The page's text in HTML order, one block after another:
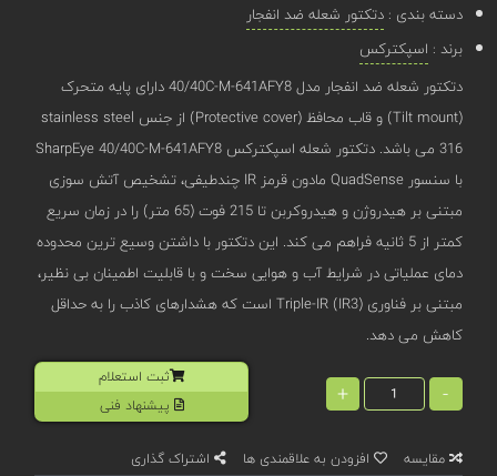
دسته بندی :دتکتور شعله ضد انفجار
برند : اسپکترکس
دتکتور شعله ضد انفجار مدل 40/40C-M-641AFY8 دارای پایه متحرک
(Tilt mount) و قاب محافظ (Protective cover) از جنس stainless steel
316 می باشد. دتکتور شعله اسپکترکس SharpEye 40/40C-M-641AFY8
با سنسور QuadSense مادون قرمز IR چندطیفی، تشخیص آتش ‌سوزی
مبتنی بر هیدروژن و هیدروکربن تا 215 فوت (65 متر) را در زمان سریع
کمتر از 5 ثانیه فراهم می‌ کند. این دتکتور با داشتن وسیع ‌ترین محدوده
دمای عملیاتی در شرایط آب و هوایی سخت و با قابلیت اطمینان بی ‌نظیر،
مبتنی بر فناوری Triple-IR (IR3) است که هشدارهای کاذب را به حداقل
کاهش می دهد.
-
+
ثبت استعلام
پیشنهاد فنی
مقایسه افزودن به علاقمندی ها اشتراک گذاری